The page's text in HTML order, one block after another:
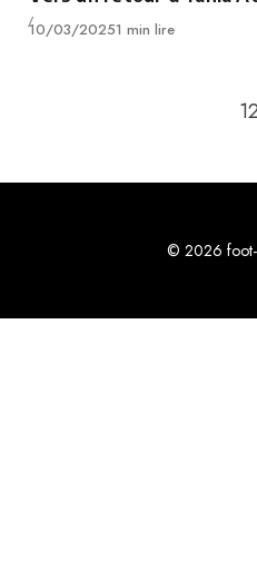
Publié
10/03/20251 min lire
12
© 2026